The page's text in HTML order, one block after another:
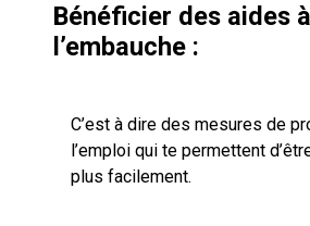
Bénéficier des aides à
l’embauche :
C’est à dire des mesures de
l’emploi qui te permettent
plus facilement.